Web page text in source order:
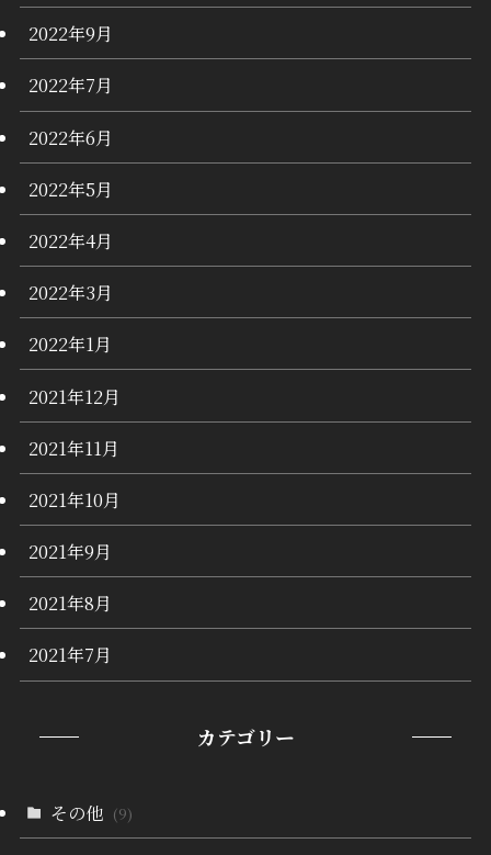
2022年9月
2022年7月
2022年6月
2022年5月
2022年4月
2022年3月
2022年1月
2021年12月
2021年11月
2021年10月
2021年9月
2021年8月
2021年7月
カテゴリー
その他 (9)